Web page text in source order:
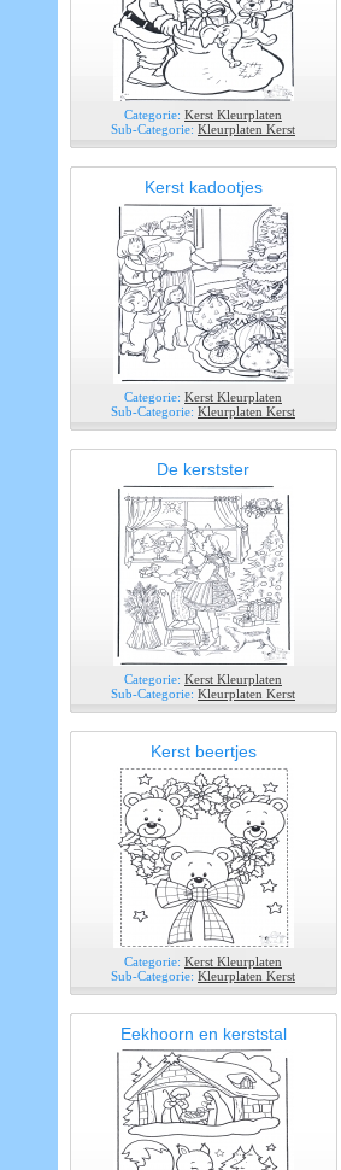
Categorie: Kerst Kleurplaten
Sub-Categorie: Kleurplaten Kerst
Kerst kadootjes
Categorie: Kerst Kleurplaten
Sub-Categorie: Kleurplaten Kerst
De kerstster
Categorie: Kerst Kleurplaten
Sub-Categorie: Kleurplaten Kerst
Kerst beertjes
Categorie: Kerst Kleurplaten
Sub-Categorie: Kleurplaten Kerst
Eekhoorn en kerststal